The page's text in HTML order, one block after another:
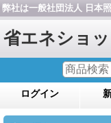
弊社は一般社団法人 日本
省エネショ
ログイン